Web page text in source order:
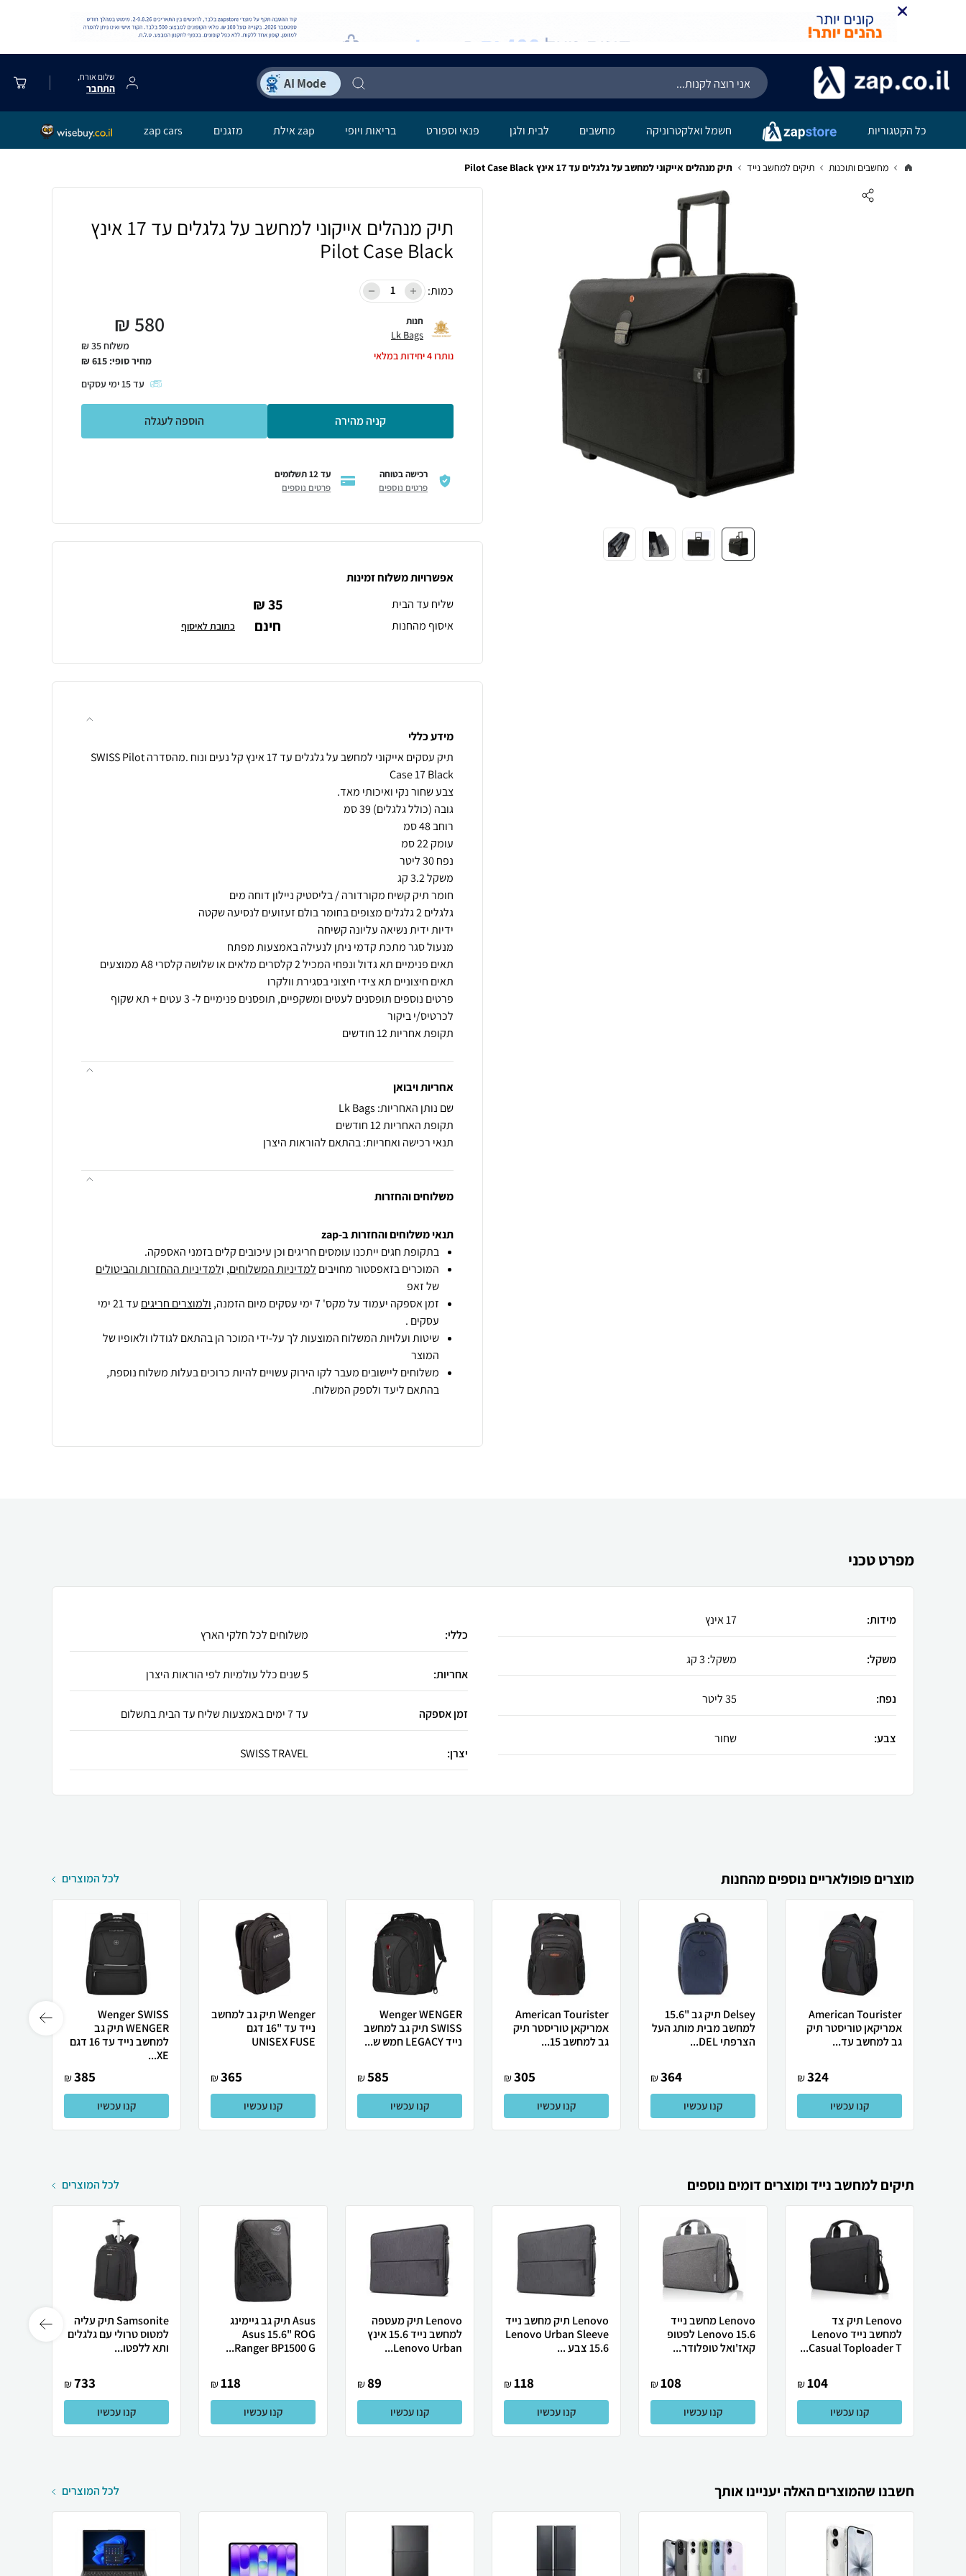
שלום אורח,
התחבר
כל הקטגוריות חשמל ואלקטרוניקה מחשבים לבית ולגן פנאי וספורט בריאות ויופי zap אילת מזגנים zap cars
מחשבים ותוכנות תיקים למחשב נייד תיק מנהלים אייקוני למחשב על גלגלים עד 17 אינץ Pilot Case Black
תיק מנהלים אייקוני למחשב על גלגלים עד 17 אינץ
Pilot Case Black
כמות:
חנות
Lk Bags
נותרו4יחידות במלאי
580
₪
משלוח 35 ₪
מחיר סופי: 615
₪
עד15 ימי עסקים
קניה מהירה הוספה לעגלה
רכישה בטוחה
פרטים נוספים
עד 12 תשלומים
פרטים נוספים
אפשרויות משלוח זמינות
שליח עד הבית
35 ₪
איסוף מהחנות חינם כתובת לאיסוף
מידע כללי
תיק עסקים אייקוני למחשב על גלגלים עד 17 אינץ קל נעים ונוח .מהסדרה SWISS Pilot
פרטים נוספים תופסנים לעטים ומשקפיים, תופסנים פנימיים ל- 3 עטים + תא שקוף
תקופת אחריות 12 חודשים
אחריות ויבואן
שם נותן האחריות: Lk Bags
תקופת האחריות 12 חודשים
תנאי רכישה ואחריות: בהתאם להוראות היצרן
משלוחים והחזרות
תנאי משלוחים והחזרות ב-zap
בתקופת חגים ייתכנו עומסים חריגים וכן עיכובים קלים בזמני האספקה.
המוכרים בזאפסטור מחויבים למדיניות המשלוחים, ולמדיניות ההחזרות והביטולים
של זאפ
זמן אספקה יעמוד על מקס' 7 ימי עסקים מיום הזמנה,
ולמוצרים חריגים
עד 21 ימי
עסקים .
שיטות ועלויות המשלוח המוצעות לך על-ידי המוכר הן בהתאם לגודלו ולאופיו של
המוצר
משלוחים ליישובים מעבר לקו הירוק עשויים להיות כרוכים בעלות משלוח נוספת,
בהתאם ליעד ולספק המשלוח.
מפרט טכני
מידות: 17 אינץ
משקל: משקל: 3 קג
נפח: 35 ליטר
צבע: שחור
כללי: משלוחים לכל חלקי הארץ
אחריות: 5 שנים כלל עולמיות לפי הוראות היצרן
זמן אספקה עד 7 ימים באמצעות שליח עד הבית בתשלום
יצרן: SWISS TRAVEL
מוצרים פופולאריים נוספים מהחנות לכל המוצרים
American Tourister
אמריקאן טוריסטר תיק
גב למחשב עד...
324
₪
קנו עכשיו
Delsey תיק גב "15.6
למחשב מבית מותג העל
הצרפתי DEL...
364
₪
קנו עכשיו
American Tourister
אמריקאן טוריסטר תיק
גב למחשב 15...
305
₪
קנו עכשיו
Wenger WENGER
SWISS תיק גב למחשב
נייד LEGACY חמש ש...
585
₪
קנו עכשיו
Wenger תיק גב למחשב
נייד עד "16 דגם
UNISEX FUSE
365
₪
קנו עכשיו
Wenger SWISS
WENGER תיק גב
למחשב נייד עד 16 דגם
XE...
385
₪
קנו עכשיו
תיקים למחשב נייד ומוצרים דומים נוספים לכל המוצרים
Lenovo תיק צד
למחשב נייד Lenovo
Casual Toploader T...
104
₪
קנו עכשיו
Lenovo מחשב נייד
Lenovo 15.6 לפטופ
קאז'ואל טופלודר...
108
₪
קנו עכשיו
Lenovo תיק מחשב נייד
Lenovo Urban Sleeve
15.6 צבע ...
118
₪
קנו עכשיו
Lenovo תיק מעטפה
למחשב נייד 15.6 אינץ
Lenovo Urban...
89
₪
קנו עכשיו
Asus תיק גב גיימינג
Asus 15.6" ROG
Ranger BP1500 G...
118
₪
קנו עכשיו
Samsonite תיק עליה
למטוס טרולי עם גלגלים
ותא ללפטו...
733
₪
קנו עכשיו
חשבנו שהמוצרים האלה יעניינו אותך לכל המוצרים